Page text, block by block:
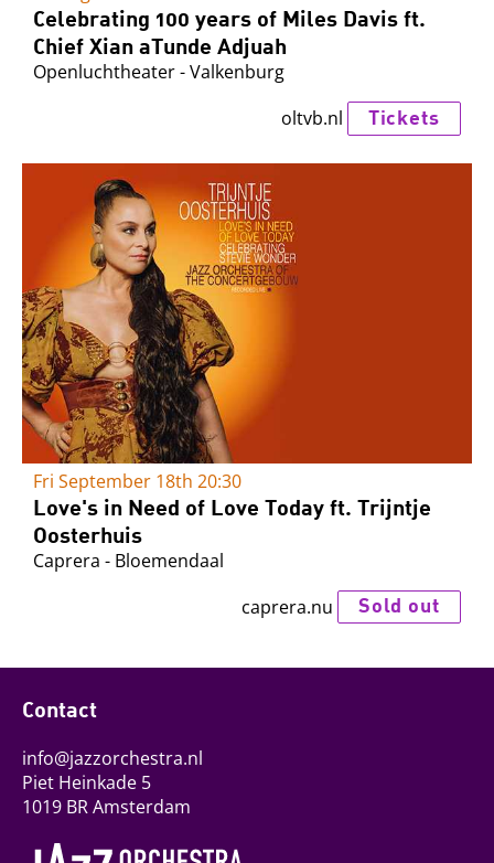
Celebrating 100 years of Miles Davis ft.
Chief Xian aTunde Adjuah
Openluchtheater - Valkenburg
oltvb.nl
Tickets
Fri September 18th 20:30
Love's in Need of Love Today ft. Trijntje
Oosterhuis
Caprera - Bloemendaal
caprera.nu
Sold out
Contact
info@jazzorchestra.nl
Piet Heinkade 5
1019 BR Amsterdam